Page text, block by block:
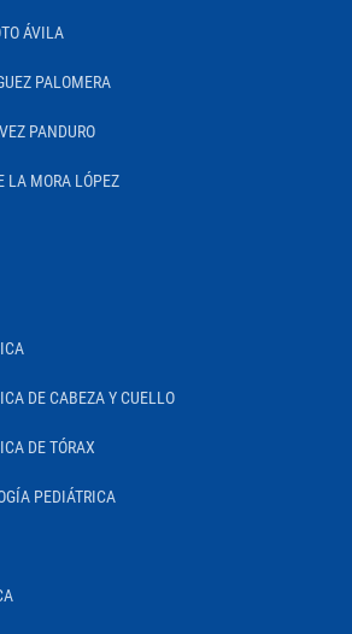
ÁVILA
PALOMERA
PANDURO
LA MORA LÓPEZ
DE CABEZA Y CUELLO
DE TÓRAX
PEDIÁTRICA